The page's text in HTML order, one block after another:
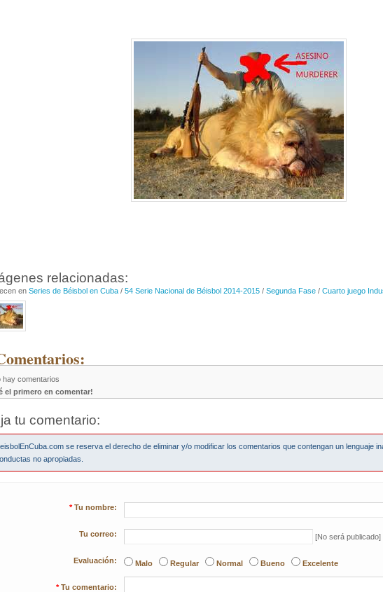
relacionadas:
en Series de Béisbol en Cuba / 54 Serie Nacional de Béisbol 2014-2015 / Segunda Fase / Cuarto juego
hay comentarios
el primero en comentar!
tu comentario:
se reserva el derecho de eliminar y/o modificar los comentarios que contengan un lenguaje
no apropiadas.
* Tu nombre:
Tu correo: [No será publicado]
Evaluación: Malo Regular Normal Bueno Excelente
* Tu comentario: